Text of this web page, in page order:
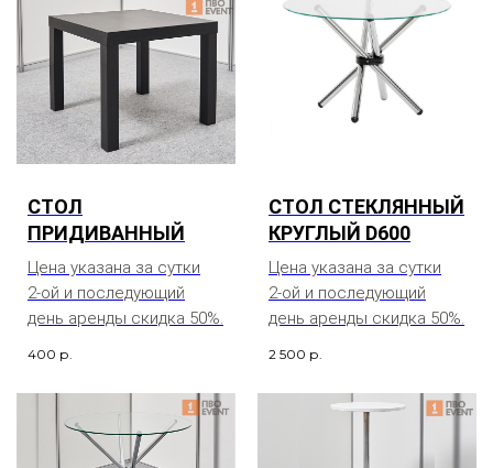
СТОЛ
ПРИДИВАННЫЙ
Цена указана за сутки
2-ой и последующий
день аренды скидка 50%.
400 р.
СТОЛ СТЕКЛЯННЫЙ
КРУГЛЫЙ D600
Цена указана за сутки
2-ой и последующий
день аренды скидка 50%.
2 500 р.